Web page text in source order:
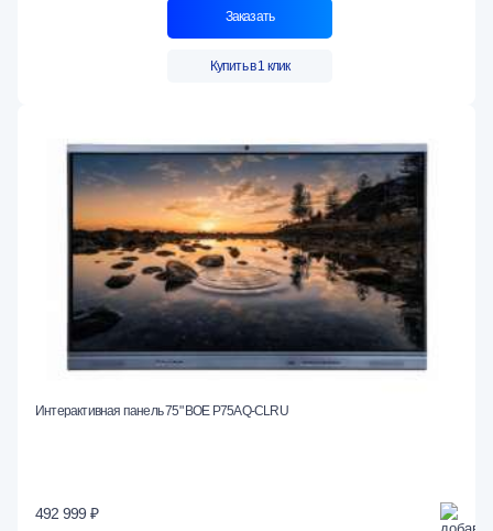
Заказать
Купить в 1 клик
Интерактивная панель 75" BOE P75AQ-CLRU
492 999 ₽